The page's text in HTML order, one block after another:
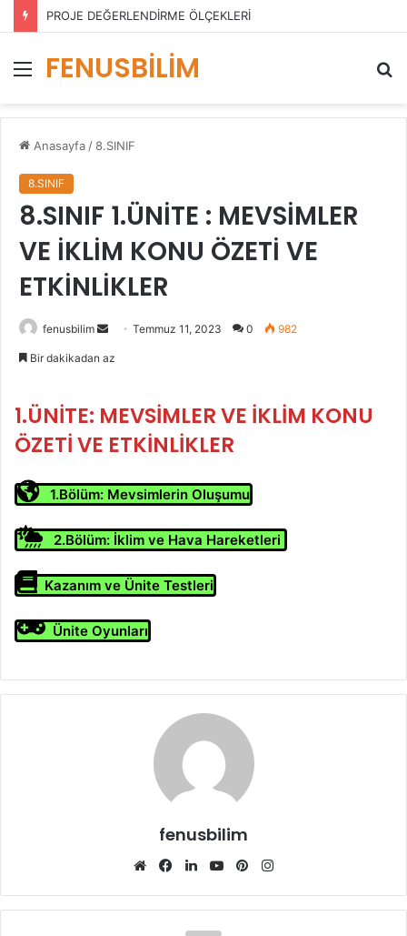
PROJE DEĞERLENDİRME ÖLÇEKLERİ
Menü
FENUSBİLİM
...
Anasayfa /8.SINIF
8.SINIF
8.SINIF 1.ÜNİTE : MEVSİMLER
VE İKLİM KONU ÖZETİ VE
ETKİNLİKLER
fenusbilim
Bir
Temmuz 11, 2023 0 982
Bir dakikadan az
1.ÜNİTE: MEVSİMLER VE İKLİM KONU
ÖZETİ VE ETKİNLİKLER
1.Bölüm: Mevsimlerin Oluşumu
2.Bölüm: İklim ve Hava Hareketleri
Kazanım ve Ünite Testleri
Ünite Oyunları
fenusbilim
Web
Facebook
LinkedInYouTubePinterest